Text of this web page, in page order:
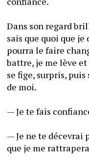
Dans son regard
sais que quoi que je
pourra le faire
battre, je me lève et
se fige, surpris,
— Je ne te décevrai
que je me